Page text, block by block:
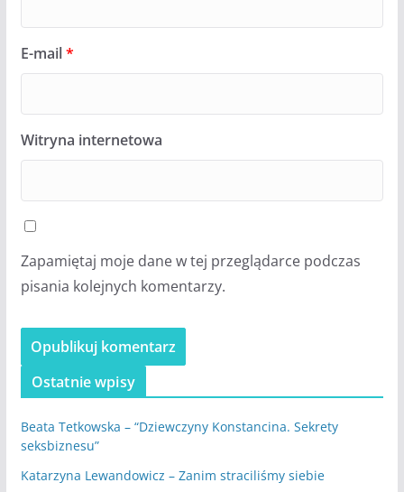
E-mail*
Witryna internetowa
Zapamiętaj moje dane w tej przeglądarce podczas
pisania kolejnych komentarzy.
Ostatnie wpisy
Beata Tetkowska – “Dziewczyny Konstancina. Sekrety
seksbiznesu”
Katarzyna Lewandowicz – Zanim straciliśmy siebie